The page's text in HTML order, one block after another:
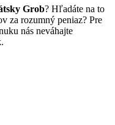
Grob? Hľadáte na to
za rozumný peniaz? Pre
nás neváhajte